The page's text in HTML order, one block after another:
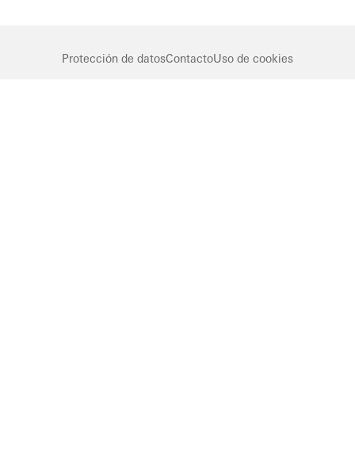
Protección de datosContactoUso de cookies